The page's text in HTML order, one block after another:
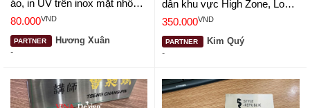
áo, in UV trên inox mặt nhôm
xước, cắt CNC -
80.000VND
PARTNER Hương Xuân
-
dẫn khu vực High Zone, Low
Zone - VINADESIGN
350.000VND
PARTNER Kim Quý
-